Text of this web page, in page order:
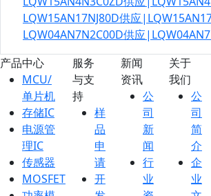
LQW15AN17NJ80D供应
LQW04AN7N2C00D供应
产品中心
MCU/
单片机
存储IC
电源管
理IC
传感器
MOSFET
服务
与支
持
样
品
申
请
开
新闻
资讯
公
司
新
闻
行
业
关于
我们
公
司
简
介
企
业